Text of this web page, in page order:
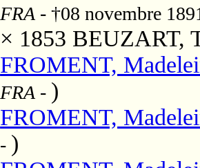
FRA - †08 novembre
× 1853 BEUZART,
FROMENT,
FRA - )
FROMENT,
- )